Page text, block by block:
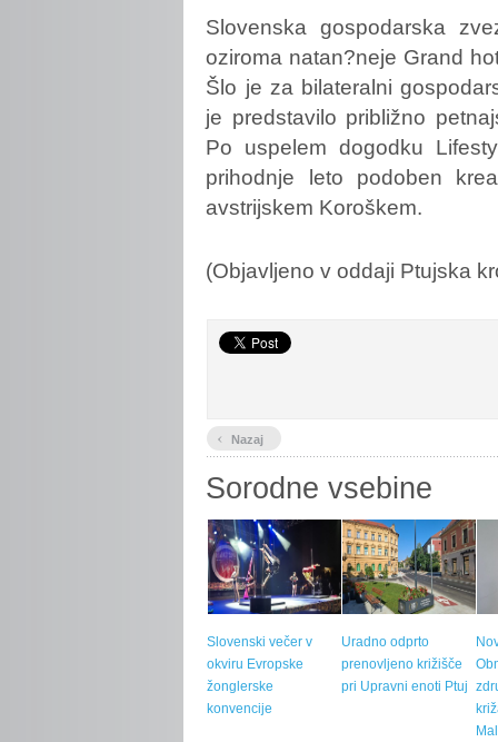
Slovenskagospodarska
oziroma natan?neje Grand
Šlo je za bilateralni
je predstavilo približno
Po uspelem dogodku
prihodnje leto podoben
avstrijskem Koroškem.
(Objavljeno v oddaji Ptujska
‹ Nazaj
Sorodne vsebine
Slovenski večer v
okviru Evropske
žonglerske
konvencije
Uradno odprto
prenovljeno križišče
pri Upravni enoti Ptuj